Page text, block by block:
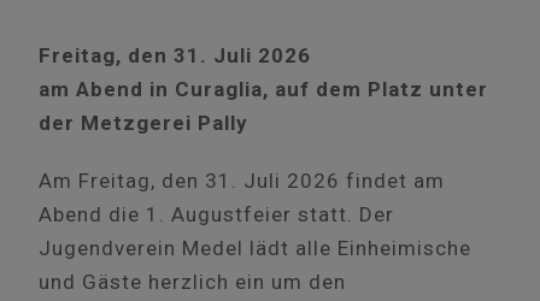
Freitag, den 31. Juli 2026
am Abend in Curaglia, auf dem Platz unter
der Metzgerei Pally
Am Freitag, den 31. Juli 2026 findet am
Abend die 1. Augustfeier statt. Der
Jugendverein Medel lädt alle Einheimische
und Gäste herzlich ein um den